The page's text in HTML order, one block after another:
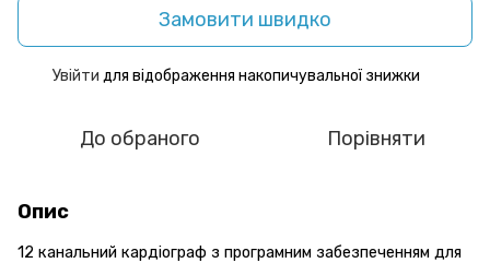
Замовити швидко
Увійти для відображення накопичувальної знижки
До обраного Порівняти
Опис
12 канальний кардіограф з програмним забезпеченням для